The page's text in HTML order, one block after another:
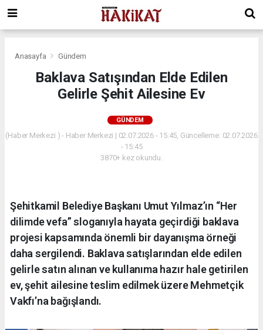
Anasayfa Gündem
Baklava Satışından Elde Edilen
Gelirle Şehit Ailesine Ev
GÜNDEM
(Haber Merkezi ) - Haber Merkezi | 02.07.2026 - 15:45, Güncelleme: 02.07.2026
- 15:45
3870+ kez okundu.
Şehitkamil Belediye Başkanı Umut Yılmaz’ın “Her
dilimde vefa” sloganıyla hayata geçirdiği baklava
projesi kapsamında önemli bir dayanışma örneği
daha sergilendi. Baklava satışlarından elde edilen
gelirle satın alınan ve kullanıma hazır hale getirilen
ev, şehit ailesine teslim edilmek üzere Mehmetçik
Vakfı’na bağışlandı.